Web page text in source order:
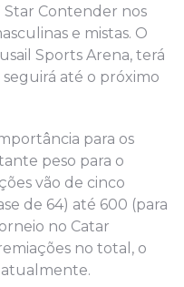
Star Contender nos
e mistas. O
Sports Arena, terá
até o próximo
para os
peso para o
vão de cinco
de 64) até 600 (para
no Catar
no total, o
atualmente.